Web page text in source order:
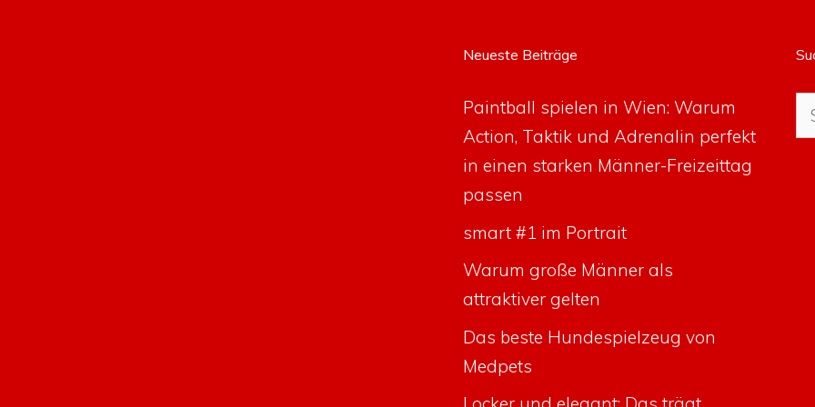
Neueste Beiträge
Paintball spielen in Wien: Warum
Action, Taktik und Adrenalin perfekt
in einen starken Männer-Freizeittag
passen
smart #1 im Portrait
Warum große Männer als
attraktiver gelten
Das beste Hundespielzeug von
Medpets